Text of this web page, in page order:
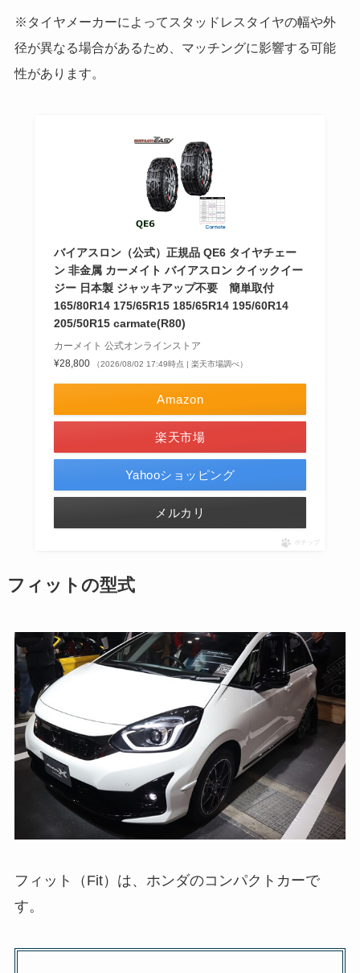
※タイヤメーカーによってスタッドレスタイヤの幅や外
径が異なる場合があるため、マッチングに影響する可能
性があります。
バイアスロン（公式）正規品 QE6 タイヤチェー
ン 非金属 カーメイト バイアスロン クイックイー
ジー 日本製 ジャッキアップ不要 簡単取付
165/80R14 175/65R15 185/65R14 195/60R14
205/50R15 carmate(R80)
カーメイト 公式オンラインストア
¥28,800
（2026/08/02 17:49時点 | 楽天市場調べ）
Amazon
楽天市場
Yahooショッピング
メルカリ
ポチップ
フィットの型式
フィット（Fit）は、ホンダのコンパクトカーで
す。